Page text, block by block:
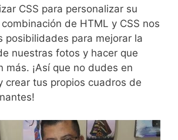
CSS para personalizar su
de ⁢HTML y CSS nos
posibilidades​ para mejorar la
nuestras fotos y hacer‌ que
más. ¡Así que no​ dudes en
crear​ tus propios cuadros de